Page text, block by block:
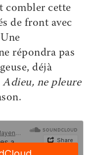
combler cette
de front avec
répondra pas
déjà
Adieu, ne pleure